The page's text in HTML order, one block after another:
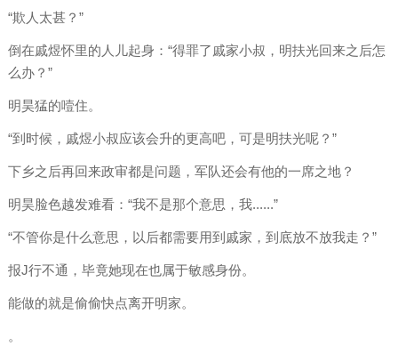
“欺人太甚？”
倒在戚煜怀里的人儿起身：“得罪了戚家小叔，明扶光回来之后怎
么办？”
明昊猛的噎住。
“到时候，戚煜小叔应该会升的更高吧，可是明扶光呢？”
下乡之后再回来政审都是问题，军队还会有他的一席之地？
明昊脸色越发难看：“我不是那个意思，我......”
“不管你是什么意思，以后都需要用到戚家，到底放不放我走？”
报J行不通，毕竟她现在也属于敏感身份。
能做的就是偷偷快点离开明家。
。